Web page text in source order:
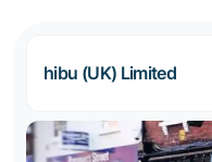
hibu (UK) Limited